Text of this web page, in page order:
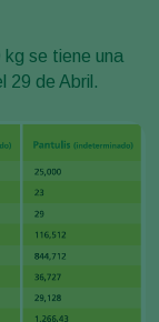
se tiene una
29 de Abril.